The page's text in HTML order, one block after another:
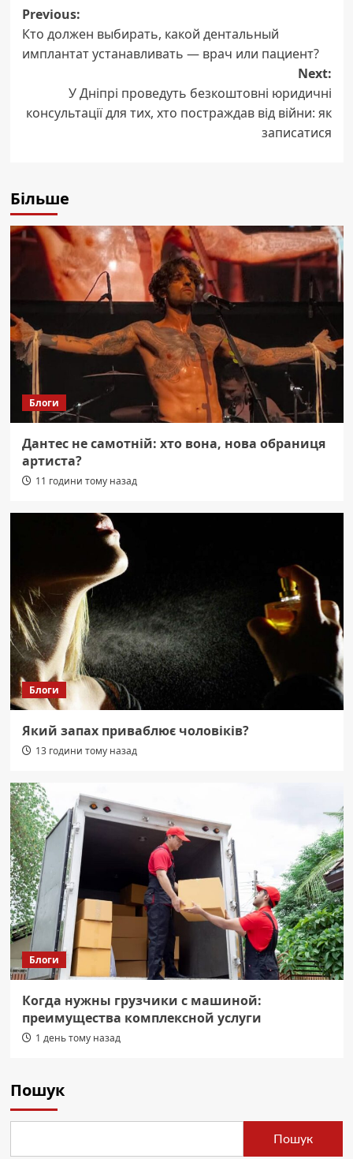
Post
navigation
Previous:
Кто должен выбирать, какой дентальный
имплантат устанавливать — врач или пациент?
Next:
У Дніпрі проведуть безкоштовні юридичні
консультації для тих, хто постраждав від війни: як
записатися
Більше
Блоги
Дантес не самотній: хто вона, нова обраниця
артиста?
11 години тому назад
Блоги
Який запах приваблює чоловіків?
13 години тому назад
Блоги
Когда нужны грузчики с машиной:
преимущества комплексной услуги
1 день тому назад
Пошук
Пошук